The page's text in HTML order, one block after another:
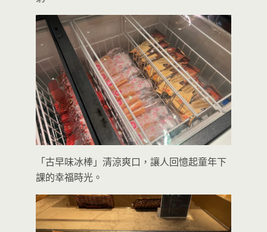
「古早味冰棒」清涼爽口，讓人回憶起童年下
課的幸福時光。